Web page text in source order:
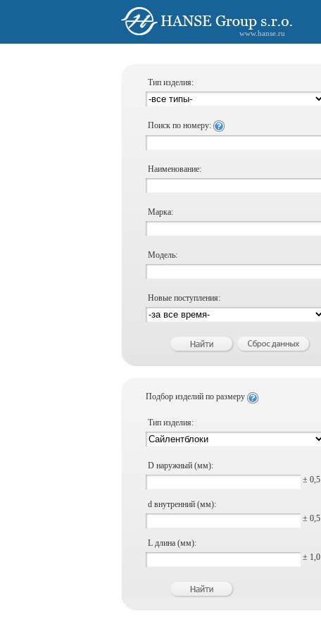
www.hanse.ru
Тип изделия:
Поиск по номеру:
Наименование:
Марка:
Модель:
Новые поступления:
Подбор изделий по размеру
Тип изделия:
D наружный (мм):
± 0,5
d внутренний (мм):
± 0,5
L длина (мм):
± 1,0